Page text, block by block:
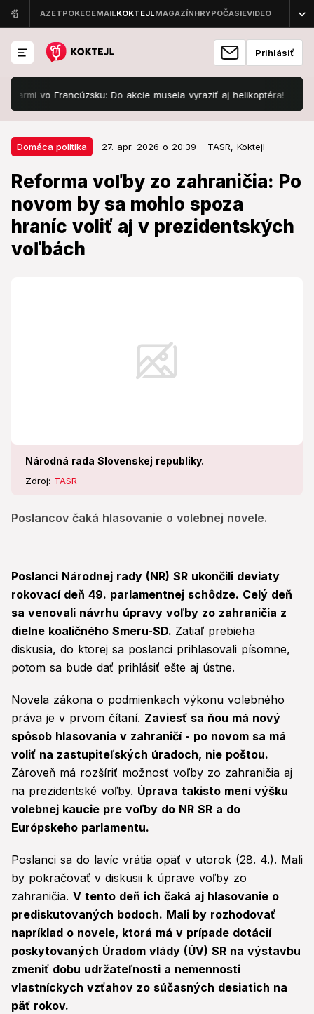
Prihlásiť
vo Francúzsku: Do akcie musela vyraziť aj helikoptéra!
Domáca politika 27. apr. 2026 o 20:39 TASR, Koktejl
Reforma voľby zo zahraničia: Po
novom by sa mohlo spoza
hraníc voliť aj v prezidentských
voľbách
Národná rada Slovenskej republiky.
Zdroj: TASR
Poslancov čaká hlasovanie o volebnej novele.
Domáca politika 27. apr. 2026 o 20:39
Reforma voľby zo zahraničia: Po
novom by sa mohlo spoza hraníc
voliť aj v prezidentských voľbách
Poslancov čaká hlasovanie o volebnej novele.
Poslanci Národnej rady (NR) SR ukončili deviaty
rokovací deň 49. parlamentnej schôdze. Celý deň
sa venovali návrhu úpravy voľby zo zahraničia z
dielne koaličného Smeru-SD. Zatiaľ prebieha
diskusia, do ktorej sa poslanci prihlasovali písomne,
potom sa bude dať prihlásiť ešte aj ústne.
Novela zákona o podmienkach výkonu volebného
práva je v prvom čítaní. Zaviesť sa ňou má nový
spôsob hlasovania v zahraničí - po novom sa má
voliť na zastupiteľských úradoch, nie poštou.
Zároveň má rozšíriť možnosť voľby zo zahraničia aj
na prezidentské voľby. Úprava takisto mení výšku
volebnej kaucie pre voľby do NR SR a do
Európskeho parlamentu.
Poslanci sa do lavíc vrátia opäť v utorok (28. 4.). Mali
by pokračovať v diskusii k úprave voľby zo
zahraničia. V tento deň ich čaká aj hlasovanie o
prediskutovaných bodoch. Mali by rozhodovať
napríklad o novele, ktorá má v prípade dotácií
poskytovaných Úradom vlády (ÚV) SR na výstavbu
zmeniť dobu udržateľnosti a nemennosti
vlastníckych vzťahov zo súčasných desiatich na
päť rokov.